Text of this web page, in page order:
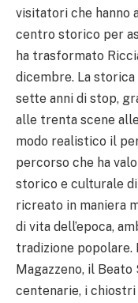
visitatori che hanno
centro storico per
ha trasformato
dicembre. La
sette anni di stop,
alle trenta scene
modo realistico il
percorso che ha
storico e culturale
ricreato in maniera
di vita dell’epoca,
tradizione popolare.
Magazzeno, il
centenarie, i chiostri